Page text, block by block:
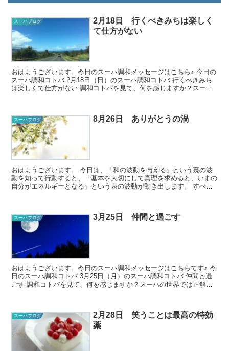
スーハブログ
2月18日 行くべきみちは楽しく
て仕方がない
おはようございます。今日のスーハ調和メッセージはこちら♪ 今日の
スーハ調和コトバ 2月18日（日）のスーハ調和コトバ 行くべきみち
は楽しくて仕方がない 調和コトバを見て、何を感じますか？スーハ
スーハブログ 8月26日 ありがとうの渦
おはようございます。 今日は、「和の波動を与える」という裏の波
動を知って行動すると、「基本を大切にして真理を求めると、いまの
自分がエネルギーとなる」という表の波動が動き出します。 すべて
スーハブログ 3月25日 仲間と過ごす
おはようございます。今日のスーハ調和メッセージはこちらです♪ 今
日のスーハ調和コトバ 3月25日（月）のスーハ調和コトバ 仲間と過
ごす 調和コトバを見て、何を感じますか？スーハの世界では正解が
スーハブログ
2月28日 笑うことは最高の特効
薬